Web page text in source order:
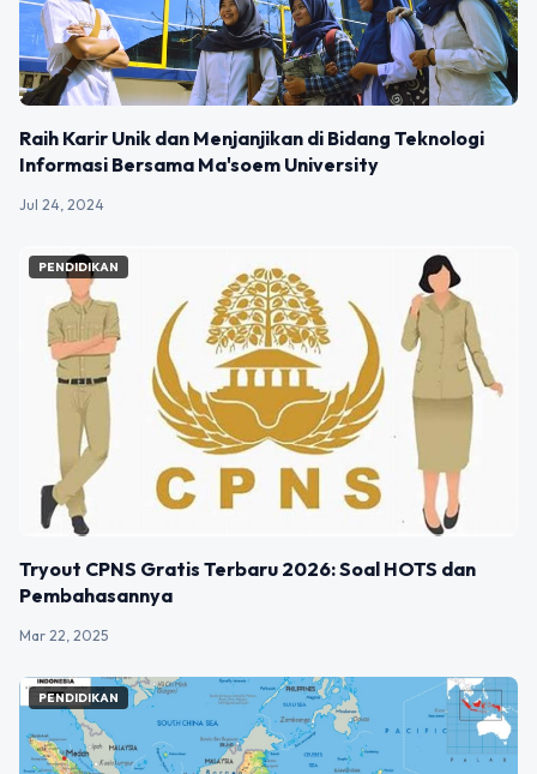
Raih Karir Unik dan Menjanjikan di Bidang Teknologi
Informasi Bersama Ma'soem University
Jul 24, 2024
PENDIDIKAN
Tryout CPNS Gratis Terbaru 2026: Soal HOTS dan
Pembahasannya
Mar 22, 2025
PENDIDIKAN